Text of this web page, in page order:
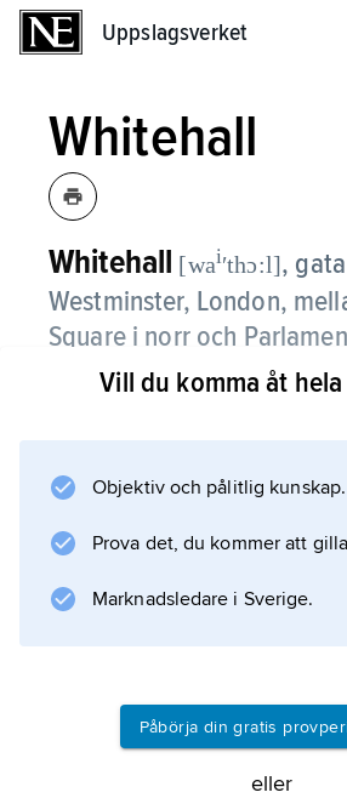
Uppslagsverket
Whitehall
Whitehall [waiʹthɔ:l],
Westminster, London,
Square i norr och
i söder (den sydligaste
statsdepartementen ligger
används namnet även allmänt
benämning på den brittiska
Vill du komma åt
Objektiv och pålitlig kunskap.
Prova det, du kommer att
Marknadsledare i Sverige.
Påbörja din gratis
eller